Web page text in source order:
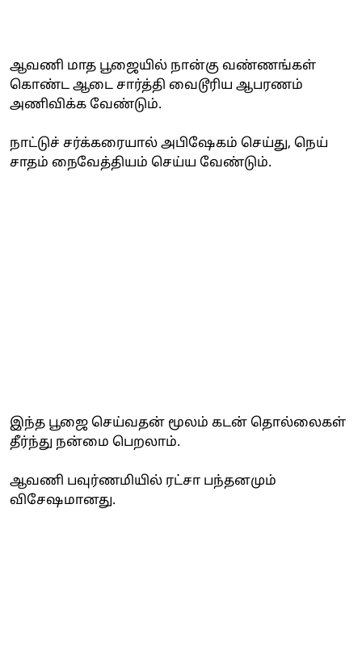
ஆவணி மாத பூஜையில் நான்கு வண்ணங்கள்
கொண்ட ஆடை சார்த்தி வைடூரிய ஆபரணம்
அணிவிக்க வேண்டும்.
நாட்டுச் சர்க்கரையால் அபிஷேகம் செய்து, நெய்
சாதம் நைவேத்தியம் செய்ய வேண்டும்.
இந்த பூஜை செய்வதன் மூலம் கடன் தொல்லைகள்
தீர்ந்து நன்மை பெறலாம்.
ஆவணி பவுர்ணமியில் ரட்சா பந்தனமும்
விசேஷமானது.